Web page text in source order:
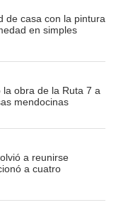
de casa con la pintura
en simples
la obra de la Ruta 7 a
mendocinas
a reunirse
a cuatro